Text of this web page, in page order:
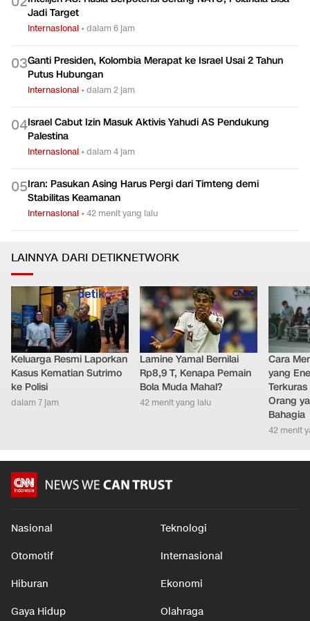
Jadi Target
Internasional •dalam 6 jam
03Ganti Presiden, Kolombia Merapat ke Israel Usai 2 Tahun
Putus Hubungan
Internasional •dalam 2 jam
04Israel Cabut Izin Masuk Aktivis Yahudi AS Pendukung
Palestina
Internasional •dalam 4 jam
05Iran: Pasukan Asing Harus Pergi dari Timteng demi
Stabilitas Keamanan
Internasional •42 menit yang lalu
LAINNYA DARI DETIKNETWORK
Keluarga Resmi Laporkan
Kasus Kematian Sutrimo
ke Polisi
dalam 7 jam
Lamine Yamal Bernilai
Rp8,9 T, Kenapa Pemain
Bola Muda Mahal?
42 menit yang lalu
Cara
yang
Orang
Bahagia
42 menit
Nasional Teknologi
Otomotif Internasional
Hiburan Ekonomi
Gaya Hidup Olahraga